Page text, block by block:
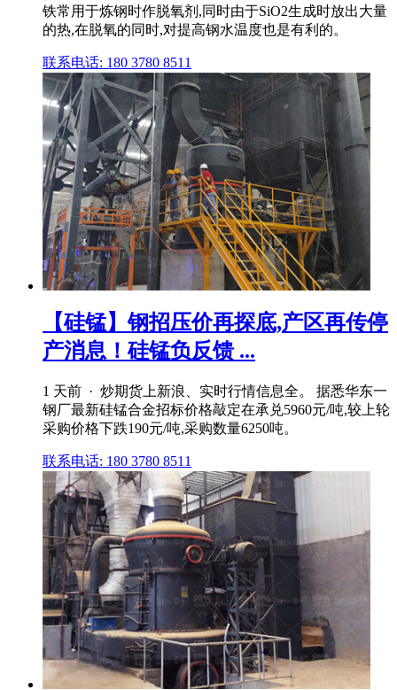
铁常用于炼钢时作脱氧剂,同时由于SiO2生成时放出大量
的热,在脱氧的同时,对提高钢水温度也是有利的。
联系电话: 180 3780 8511
【硅锰】钢招压价再探底,产区再传停
产消息！硅锰负反馈 ...
1 天前 · 炒期货上新浪、实时行情信息全。 据悉华东一
钢厂最新硅锰合金招标价格敲定在承兑5960元/吨,较上轮
采购价格下跌190元/吨,采购数量6250吨。
联系电话: 180 3780 8511